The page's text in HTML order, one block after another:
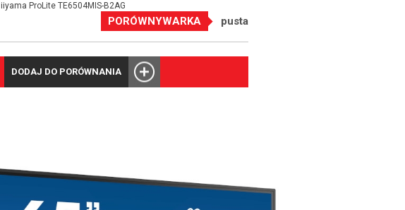
iiyama ProLite TE6504MIS-B2AG
PORÓWNYWARKA pusta
DODAJ DO PORÓWNANIA